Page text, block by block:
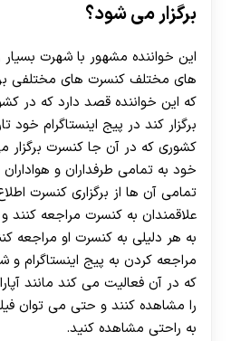
برگزار می شود؟
این خواننده مشهور با شهرت
های مختلف کنسرت های مختلفی
که این خواننده قصد دارد که در
برگزار کند در پیج اینستاگرام
کشوری که در آن جا کنسرت برگزار
خود به تمامی طرفداران و
تمامی آن ها از برگزاری کنسرت
علاقمندان به کنسرت مراجعه کنند
به هر دلیلی به کنسرت او مراجعه
مراجعه کردن به پیج اینستاگرام
که در آن فعالیت می ‌کند مانند
را مشاهده کنند و حتی می ‌توان
به راحتی مشاهده کنید.